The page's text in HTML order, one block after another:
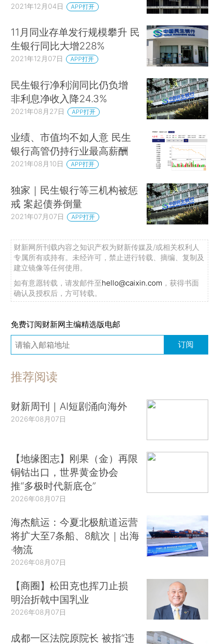
2021年12月04日 APP打开
11月同业存单发行规模攀升 民
生银行同比大增228%
2021年12月07日 APP打开
民生银行净利润同比仍负增
非利息净收入降24.3%
2021年08月27日 APP打开
业绩、市值均不如人意 民生
银行高管仍持行业最高薪酬
2021年08月10日 APP打开
独家｜民生银行等三机构被惩
戒 案起债券倒量
2021年07月07日 APP打开
财新网所刊载内容之知识产权为财新传媒及/或相关权利人
专属所有或持有。未经许可，禁止进行转载、摘编、复制及
建立镜像等任何使用。
如有意愿转载，请发邮件至hello@caixin.com ，获得书面
确认及授权后，方可转载。
免费订阅财新网主编精选版电邮
订阅
推荐阅读
财新周刊｜AI短剧涌向海外
2026年08月07日
【地缘图志】刚果（金）再限
铜钴出口，世界黄金协会
推“多极时代新底仓”
2026年08月07日
海杰航运：今夏北极航道运营
将扩大至7条船、8航次｜出海
·物流
2026年08月07日
【商圈】松田克也挥刀止损
明治折戟中国乳业
2026年08月07日
成都一区法院原院长 被指“违